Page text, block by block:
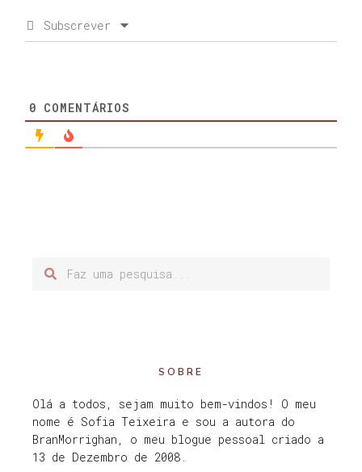
Subscrever
0 COMENTÁRIOS
SOBRE
Olá a todos, sejam muito bem-vindos! O meu
nome é Sofia Teixeira e sou a autora do
BranMorrighan, o meu blogue pessoal criado a
13 de Dezembro de 2008.